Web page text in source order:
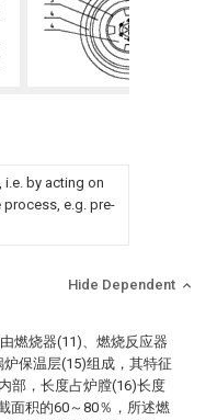
i.e. by acting on
process, e.g. pre-
Hide Dependent
燃烧器(11)、燃烧反应器
保温层(15)组成，其特征
部，长度占炉膛(16)长度
面积的60～80％，所述燃